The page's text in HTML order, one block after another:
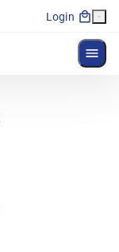
Login